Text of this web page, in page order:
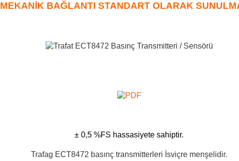
MEKANİK BAĞLANTI STANDART OLARAK
± 0,5 %FS hassasiyete sahiptir.
Trafag ECT8472 basınç transmitterleri İsviçre menşelidir.